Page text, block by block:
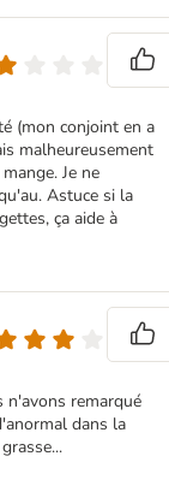
(mon conjoint en a
malheureusement
Je ne
Astuce si la
ça aide à
n'avons remarqué
dans la